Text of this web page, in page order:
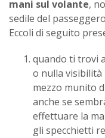
mani sul volante,
sedile del
Eccoli di seguito
quando ti trovi
o nulla
mezzo munito
anche se
effettuare la
gli specchietti